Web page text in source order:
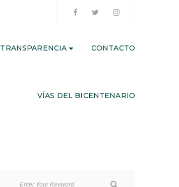
TRANSPARENCIA CONTACTO
VÍAS DEL BICENTENARIO